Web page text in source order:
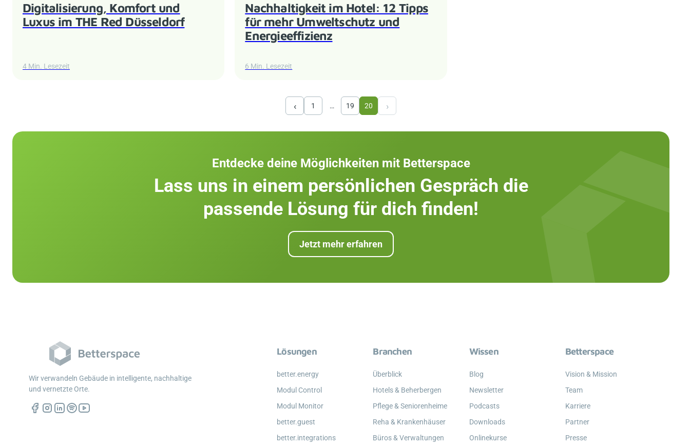
Digitalisierung, Komfort und
Luxus im THE Red Düsseldorf
4 Min. Lesezeit
Nachhaltigkeit im Hotel: 12 Tipps
für mehr Umweltschutz und
Energieeffizienz
6 Min. Lesezeit
‹ 1 … 19 20 ›
Entdecke deine Möglichkeiten mit Betterspace
Lass uns in einem persönlichen Gespräch die
passende Lösung für dich finden!
Jetzt mehr erfahren
Wir verwandeln Gebäude in intelligente, nachhaltige
und vernetzte Orte.
Lösungen
better.energy
Modul Control
Modul Monitor
better.guest
better.integrations
Branchen
Überblick
Hotels & Beherbergen
Pflege & Seniorenheime
Reha & Krankenhäuser
Büros & Verwaltungen
Wissen
Blog
Newsletter
Podcasts
Downloads
Onlinekurse
Betterspace
Vision & Mission
Team
Karriere
Partner
Presse